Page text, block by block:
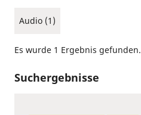
Audio (1)
Es wurde 1 Ergebnis gefunden.
Suchergebnisse